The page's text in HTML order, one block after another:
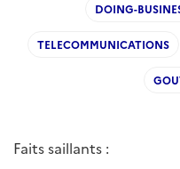
DOING-
TELECOMMUNICATIONS
Faits saillants :